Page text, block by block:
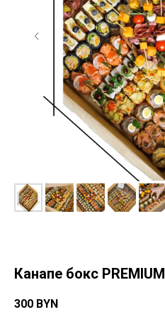
Канапе бокс PREMIUM
300 BYN